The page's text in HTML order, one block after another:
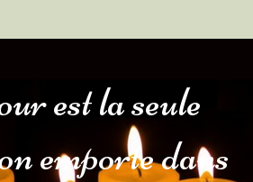
est la seule
emporte dans